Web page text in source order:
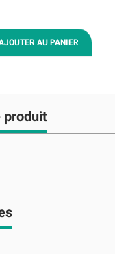
AU PANIER
produit